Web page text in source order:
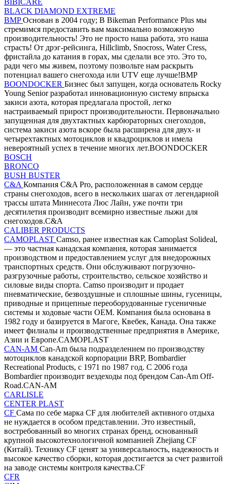
BLACK DIAMOND EXTREME
BMPОснован в 2004 году; В Bikeman Performance Plus мы
стремимся предоставить вам максимально возможную
производительность! Это не просто наша работа, это наша
страсть! От дрэг-рейсинга, Hillclimb, Snocross, Water Cress,
фристайла до катания в горах, мы сделали все это. Это то,
ради чего мы живем, поэтому позвольте нам раскрыть
потенциал вашего снегохода или UTV еще лучше!BMP
BOONDOCKER Бизнес был запущен, когда основатель Rocky
Young Senior разработал инновационную систему впрыска
закиси азота, которая предлагала простой, легко
настраиваемый прирост производительности. Первоначально
запущенная для двухтактных карбюраторных снегоходов,
система закиси азота вскоре была расширена для двух- и
четырехтактных мотоциклов и квадроциклов и имела
невероятный успех в течение многих лет.BOONDOCKER
BOSCH
BRONCO
BUSH BUSTER
C&A Компания C&A Pro, расположенная в самом сердце
страны снегоходов, всего в нескольких шагах от легендарной
трассы штата Миннесота Люс Лайн, уже почти три
десятилетия производит всемирно известные лыжи для
снегоходов.C&A
CALIBER PRODUCTS
CAMOPLAST Camso, ранее известная как Camoplast Solideal,
— это частная канадская компания, которая занимается
производством и предоставлением услуг для внедорожных
транспортных средств. Они обслуживают погрузочно-
разгрузочные работы, строительство, сельское хозяйство и
силовые виды спорта. Camso производит и продает
пневматические, безвоздушные и сплошные шины, гусеницы,
приводные и прицепные переоборудованные гусеничные
системы и ходовые части OEM. Компания была основана в
1982 году и базируется в Магоге, Квебек, Канада. Она также
имеет филиалы и производственные предприятия в Америке,
Азии и Европе.CAMOPLAST
CAN-AM Can-Am была подразделением по производству
мотоциклов канадской корпорации BRP, Bombardier
Recreational Products, с 1971 по 1987 год. С 2006 года
Bombardier производит вездеходы под брендом Can-Am Off-
Road.CAN-AM
CARLISLE
CENTER PLAST
CF Сама по себе марка CF для любителей активного отдыха
не нуждается в особом представлении. Это известный,
востребованный во многих странах бренд, основанный
крупной высокотехнологичной компанией Zhejiang CF
(Китай). Технику CF ценят за универсальность, надежность и
высокое качество сборки, которая достигается за счет развитой
на заводе системы контроля качества.CF
CFR